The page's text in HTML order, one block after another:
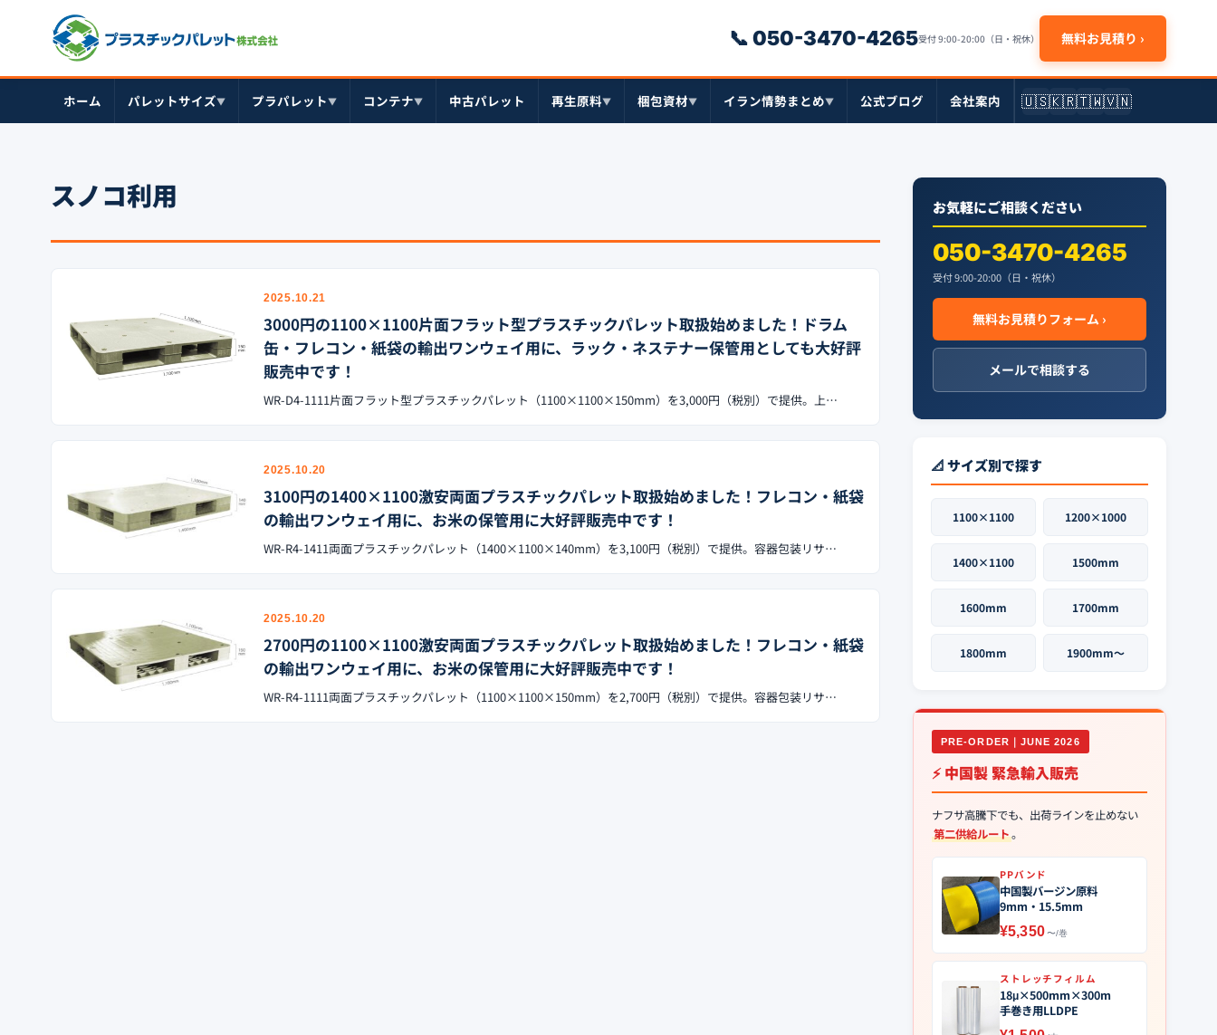
📞 050-3470-4265受付 9:00-20:00（日・祝休） 無料お見積り ›
ホーム パレットサイズ▼ プラパレット▼ コンテナ▼ 中古パレット 再生原料▼ 梱包資材▼ イラン情勢まとめ▼ 公式ブログ 会社案内 🇺🇸🇰🇷🇹🇼🇻🇳
スノコ利用
2025.10.21
3000円の1100×1100片面フラット型プラスチックパレット取扱始めました！ドラム
缶・フレコン・紙袋の輸出ワンウェイ用に、ラック・ネステナー保管用としても大好評
販売中です！
WR-D4-1111片面フラット型プラスチックパレット（1100×1100×150mm）を3,000円（税別）で提供。上…
2025.10.20
3100円の1400×1100激安両面プラスチックパレット取扱始めました！フレコン・紙袋
の輸出ワンウェイ用に、お米の保管用に大好評販売中です！
WR-R4-1411両面プラスチックパレット（1400×1100×140mm）を3,100円（税別）で提供。容器包装リサ…
2025.10.20
2700円の1100×1100激安両面プラスチックパレット取扱始めました！フレコン・紙袋
の輸出ワンウェイ用に、お米の保管用に大好評販売中です！
WR-R4-1111両面プラスチックパレット（1100×1100×150mm）を2,700円（税別）で提供。容器包装リサ…
お気軽にご相談ください
050-3470-4265
受付 9:00-20:00（日・祝休）
無料お見積りフォーム ›
メールで相談する
📐 サイズ別で探す
1100×1100 1200×1000
1400×1100 1500mm
1600mm 1700mm
1800mm 1900mm〜
PRE-ORDER｜JUNE 2026
⚡ 中国製 緊急輸入販売
ナフサ高騰下でも、出荷ラインを止めない
第二供給ルート。
PPバンド
中国製バージン原料
9mm・15.5mm
¥5,350〜/巻
ストレッチフィルム
18μ×500mm×300m
手巻き用LLDPE